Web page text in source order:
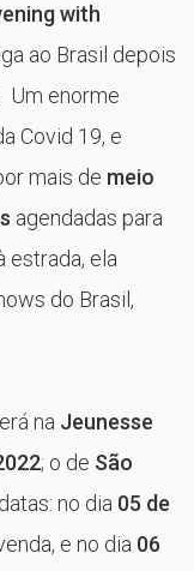
with
ao Brasil depois
Um enorme
Covid 19, e
mais de meio
agendadas para
estrada, ela
do Brasil,
na Jeunesse
; o de São
no dia 05 de
e no dia 06